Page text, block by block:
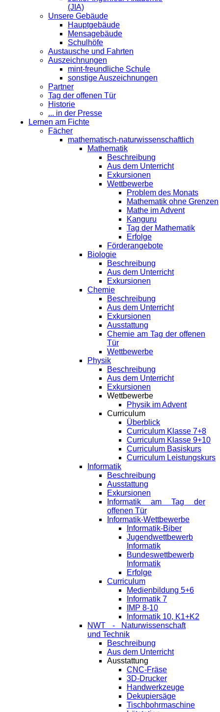
(JIA)
Unsere Gebäude
Hauptgebäude
Mensagebäude
Schulhöfe
Austausche und Fahrten
Auszeichnungen
mint-freundliche Schule
sonstige Auszeichnungen
Partner
Tag der offenen Tür
Historie
... in der Presse
Lernen am Fichte
Fächer
mathematisch-naturwissenschaftlich
Mathematik
Beschreibung
Aus dem Unterricht
Exkursionen
Wettbewerbe
Problem des Monats
Mathematik ohne Grenzen
Mathe im Advent
Kanguru
Tag der Mathematik
Erfolge
Förderangebote
Biologie
Beschreibung
Aus dem Unterricht
Exkursionen
Chemie
Beschreibung
Aus dem Unterricht
Exkursionen
Ausstattung
Chemie am Tag der offenen
Tür
Wettbewerbe
Physik
Beschreibung
Aus dem Unterricht
Exkursionen
Wettbewerbe
Physik im Advent
Curriculum
Überblick
Curriculum Klasse 7+8
Curriculum Klasse 9+10
Curriculum Basiskurs
Curriculum Leistungskurs
Informatik
Beschreibung
Ausstattung
Exkursionen
Informatik am Tag der
offenen Tür
Informatik-Wettbewerbe
Informatik-Biber
Jugendwettbewerb
Informatik
Bundeswettbewerb
Informatik
Erfolge
Curriculum
Medienbildung 5+6
Informatik 7
IMP 8-10
Informatik 10, K1+K2
NWT - Naturwissenschaft
und Technik
Beschreibung
Aus dem Unterricht
Ausstattung
CNC-Fräse
3D-Drucker
Handwerkzeuge
Dekupiersäge
Tischbohrmaschine